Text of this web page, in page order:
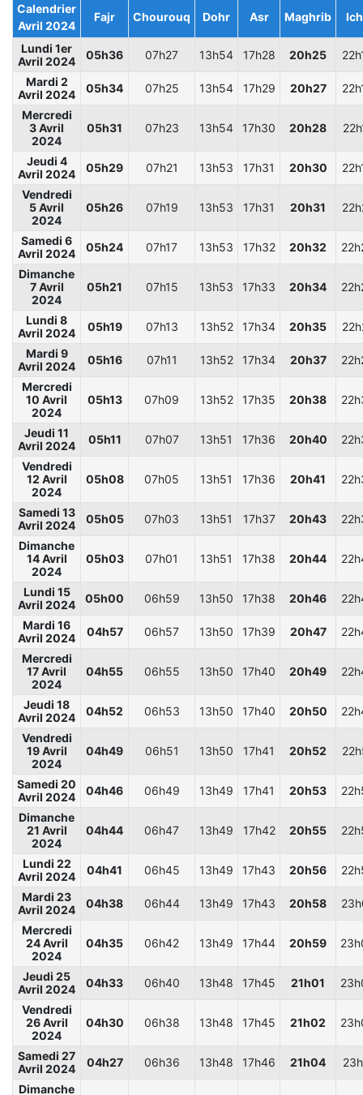
Calendrier
Avril 2024
Fajr Chourouq Dohr Asr Maghrib
Lundi 1er
Avril 2024
05h36 07h27 13h54 17h28 20h25
Mardi 2
Avril 2024
05h34 07h25 13h54 17h29 20h27
Mercredi
3 Avril
2024
05h31 07h23 13h54 17h30 20h28
Jeudi 4
Avril 2024
05h29 07h21 13h53 17h31 20h30
Vendredi
5 Avril
2024
05h26 07h19 13h53 17h31 20h31
Samedi 6
Avril 2024
05h24 07h17 13h53 17h32 20h32
Dimanche
7 Avril
2024
05h21 07h15 13h53 17h33 20h34
Lundi 8
Avril 2024
05h19 07h13 13h52 17h34 20h35
Mardi 9
Avril 2024
05h16 07h11 13h52 17h34 20h37
Mercredi
10 Avril
2024
05h13 07h09 13h52 17h35 20h38
Jeudi 11
Avril 2024
05h11 07h07 13h51 17h36 20h40
Vendredi
12 Avril
2024
05h08 07h05 13h51 17h36 20h41
Samedi 13
Avril 2024
05h05 07h03 13h51 17h37 20h43
Dimanche
14 Avril
2024
05h03 07h01 13h51 17h38 20h44
Lundi 15
Avril 2024
05h00 06h59 13h50 17h38 20h46
Mardi 16
Avril 2024
04h57 06h57 13h50 17h39 20h47
Mercredi
17 Avril
2024
04h55 06h55 13h50 17h40 20h49
Jeudi 18
Avril 2024
04h52 06h53 13h50 17h40 20h50
Vendredi
19 Avril
2024
04h49 06h51 13h50 17h41 20h52
Samedi 20
Avril 2024
04h46 06h49 13h49 17h41 20h53
Dimanche
21 Avril
2024
04h44 06h47 13h49 17h42 20h55
Lundi 22
Avril 2024
04h41 06h45 13h49 17h43 20h56
Mardi 23
Avril 2024
04h38 06h44 13h49 17h43 20h58
Mercredi
24 Avril
2024
04h35 06h42 13h49 17h44 20h59
Jeudi 25
Avril 2024
04h33 06h40 13h48 17h45 21h01
Vendredi
26 Avril
2024
04h30 06h38 13h48 17h45 21h02
Samedi 27
Avril 2024
04h27 06h36 13h48 17h46 21h04
Dimanche